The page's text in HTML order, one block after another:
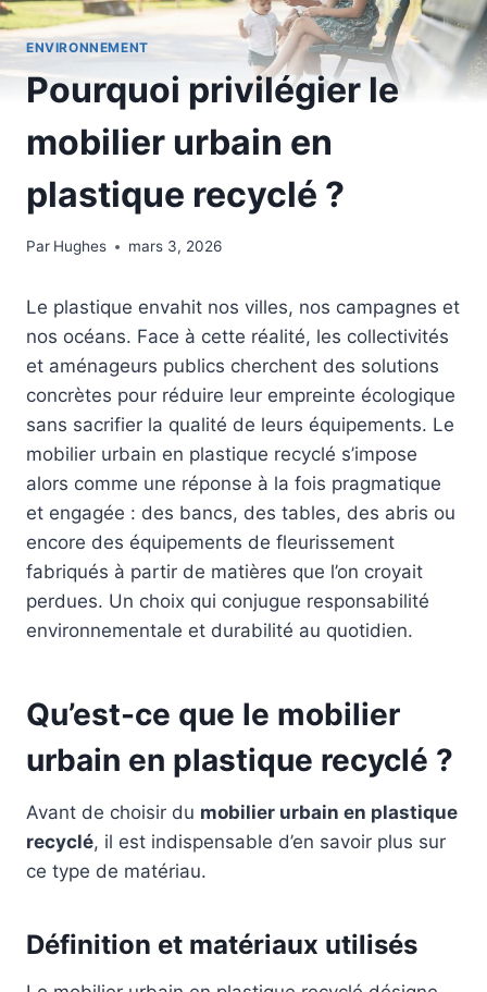
ENVIRONNEMENT
Pourquoi privilégier le
mobilier urbain en
plastique recyclé ?
Par Hughes mars 3, 2026
Le plastique envahit nos villes, nos campagnes et
nos océans. Face à cette réalité, les collectivités
et aménageurs publics cherchent des solutions
concrètes pour réduire leur empreinte écologique
sans sacrifier la qualité de leurs équipements. Le
mobilier urbain en plastique recyclé s’impose
alors comme une réponse à la fois pragmatique
et engagée : des bancs, des tables, des abris ou
encore des équipements de fleurissement
fabriqués à partir de matières que l’on croyait
perdues. Un choix qui conjugue responsabilité
environnementale et durabilité au quotidien.
Qu’est-ce que le mobilier
urbain en plastique recyclé ?
Avant de choisir du mobilier urbain en plastique
recyclé, il est indispensable d’en savoir plus sur
ce type de matériau.
Définition et matériaux utilisés